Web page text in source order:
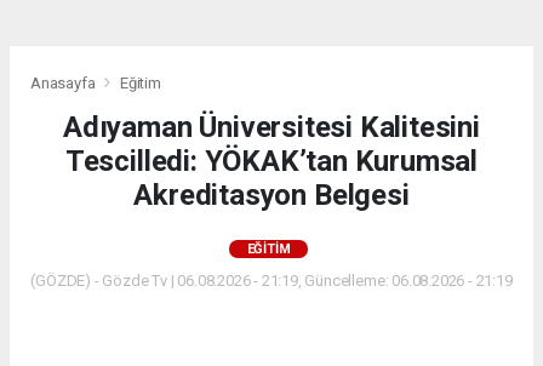
Anasayfa Eğitim
Adıyaman Üniversitesi Kalitesini
Tescilledi: YÖKAK’tan Kurumsal
Akreditasyon Belgesi
EĞITIM
(GÖZDE) - Gözde Tv | 06.08.2026 - 21:19, Güncelleme: 06.08.2026 - 21:19